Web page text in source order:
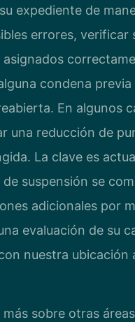
expediente de
errores, verificar
condena previa
En algunos
una reducción de
La clave es
suspensión se
adicionales por
evaluación de su
nuestra ubicación
sobre otras